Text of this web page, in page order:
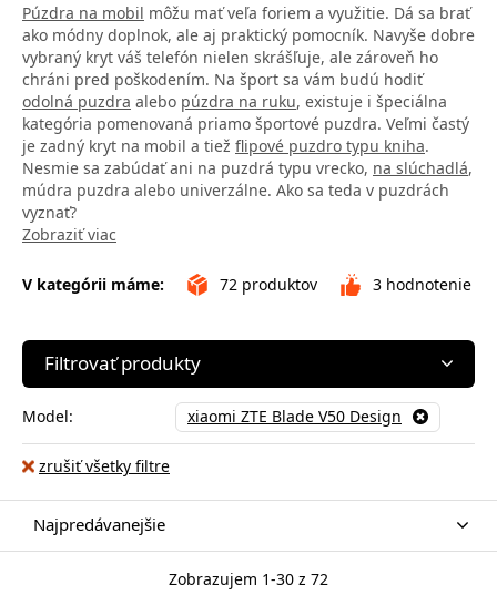
Púzdra na mobil môžu mať veľa foriem a využitie. Dá sa brať
ako módny doplnok, ale aj praktický pomocník. Navyše dobre
vybraný kryt váš telefón nielen skrášľuje, ale zároveň ho
chráni pred poškodením. Na šport sa vám budú hodiť
odolná puzdra alebo púzdra na ruku, existuje i špeciálna
kategória pomenovaná priamo športové puzdra. Veľmi častý
je zadný kryt na mobil a tiež flipové puzdro typu kniha.
Nesmie sa zabúdať ani na puzdrá typu vrecko, na slúchadlá,
múdra puzdra alebo univerzálne. Ako sa teda v puzdrách
vyznať?
Zobraziť viac
V kategórii máme: 72 produktov 3 hodnotenie
Filtrovať produkty
Model: xiaomi ZTE Blade V50 Design
zrušiť všetky filtre
Najpredávanejšie
Zobrazujem 1-30 z 72